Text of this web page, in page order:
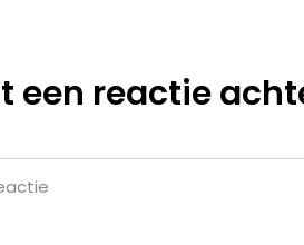
een reactie